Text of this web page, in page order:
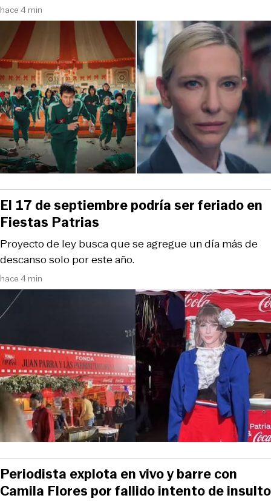
hace 4 min
hace 4 min
Proyecto de ley busca que se agregue un día más de
descanso solo por este año.
El 17 de septiembre podría ser feriado en
Fiestas Patrias
Periodista explota en vivo y barre con
Camila Flores por fallido intento de insulto